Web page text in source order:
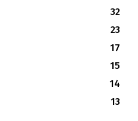
32
23
17
15
14
13